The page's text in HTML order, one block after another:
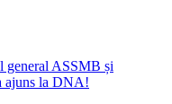
general ASSMB și
ajuns la DNA!